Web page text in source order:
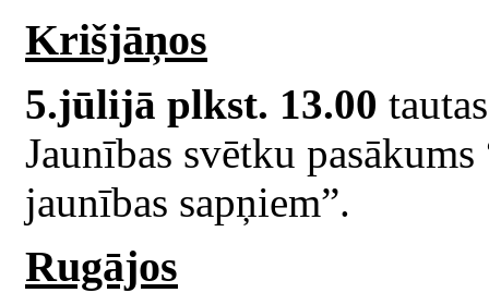
Krišjāņos
5.jūlijā plkst. 13.00
Jaunības svētku
jaunības sapņiem”.
Rugājos